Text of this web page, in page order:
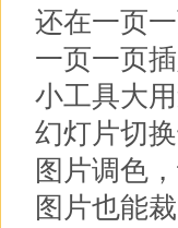
还在一页
一页一页
小工具大
幻灯片切
图片调色
图片也能